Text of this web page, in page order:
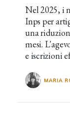
Nel 2025, i
Inps per
una
mesi.
e iscrizioni
MARIA